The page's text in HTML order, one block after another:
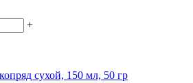
+
сухой, 150 мл, 50 гр